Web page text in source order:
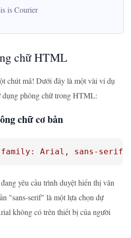
is Courier
chữ HTML
chút mã! Dưới đây là một vài ví dụ
dụng phông chữ trong HTML:
chữ cơ bản
Arial, sans-
yêu cầu trình duyệt hiển thị văn
"sans-serif" là một lựa chọn dự
không có trên thiết bị của người